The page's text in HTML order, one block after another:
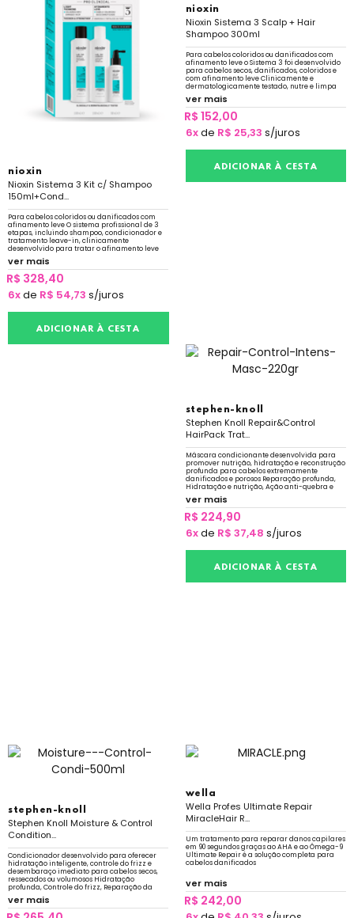
nioxin
Nioxin Sistema 3 Kit c/ Shampoo
150ml+Cond...
Para cabelos coloridos ou danificados com
afinamento leve O sistema profissional de 3
etapas, incluindo shampoo, condicionador e
tratamento leave-in, clinicamente
desenvolvido para tratar o afinamento leve
de cabelos coloridos ou secos e danificados.
ver mais
R$ 328,40
6xde R$ 54,73 s/juros
ADICIONAR À CESTA
nioxin
Nioxin Sistema 3 Scalp + Hair
Shampoo 300ml
Para cabelos coloridos ou danificados com
afinamento leve o Sistema 3 foi desenvolvido
para cabelos secos, danificados, coloridos e
com afinamento leve Clinicamente e
dermatologicamente testado, nutre e limpa
suavemente para evitar a oleosidade
ver mais
R$ 152,00
6xde R$ 25,33 s/juros
ADICIONAR À CESTA
stephen-knoll
Stephen Knoll Repair&Control
HairPack Trat...
Máscara condicionante desenvolvida para
promover nutrição, hidratação e reconstrução
profunda para cabelos extremamente
danificados e porosos Reparação profunda,
Hidratação e nutrição, Ação anti-quebra e
Restauração do brilho e Redução do frizz
ver mais
R$ 224,90
6xde R$ 37,48 s/juros
ADICIONAR À CESTA
stephen-knoll
Stephen Knoll Moisture & Control
Condition...
Condicionador desenvolvido para oferecer
hidratação inteligente, controle do frizz e
desembaraço imediato para cabelos secos,
ressecados ou volumosos Hidratação
profunda, Controle do frizz, Reparação da
fibra capilar e Maciez e brilho
ver mais
wella
Wella Profes Ultimate Repair
MiracleHair R...
Um tratamento para reparar danos capilares
em 90 segundos graças ao AHA e ao Ômega-9
Ultimate Repair é a solução completa para
cabelos danificados
ver mais
R$ 242,00